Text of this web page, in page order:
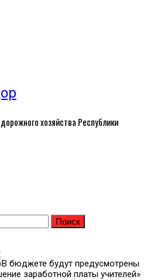
хозяйства Республики
бюджете будут предусмотрены
заработной платы учителей»